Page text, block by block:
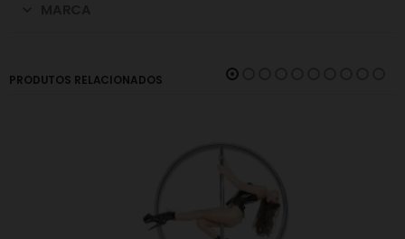
PRODUTOS RELACIONADOS